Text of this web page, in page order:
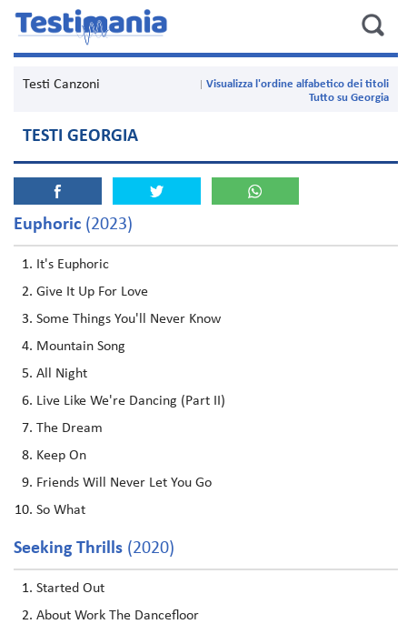
Testi Canzoni
Visualizza l'ordine alfabetico dei titoli
Tutto su Georgia
TESTI GEORGIA
Euphoric (2023)
It's Euphoric
Give It Up For Love
Some Things You'll Never Know
Mountain Song
All Night
Live Like We're Dancing (Part II)
The Dream
Keep On
Friends Will Never Let You Go
So What
Seeking Thrills (2020)
Started Out
About Work The Dancefloor